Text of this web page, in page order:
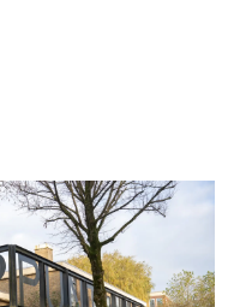
van een
van toeslagen.-
of je recht hebt
Leeuwarden.